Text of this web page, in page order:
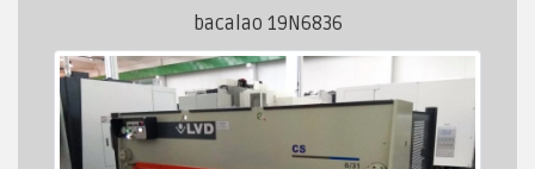
bacalao 19N6836